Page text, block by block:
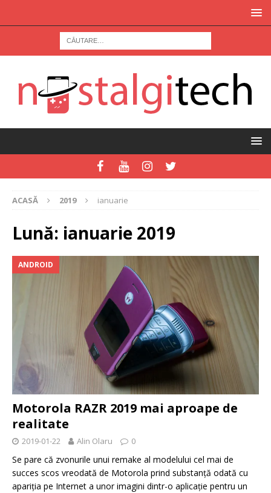
ACASĂ 2019 ianuarie
Lună: ianuarie 2019
ANDROID
Motorola RAZR 2019 mai aproape de
realitate
2019-01-22 Alin Olaru 0
Se pare că zvonurile unui remake al modelului cel mai de
succes scos vreodată de Motorola prind substanță odată cu
apariția pe Internet a unor imagini dintr-o aplicație pentru un